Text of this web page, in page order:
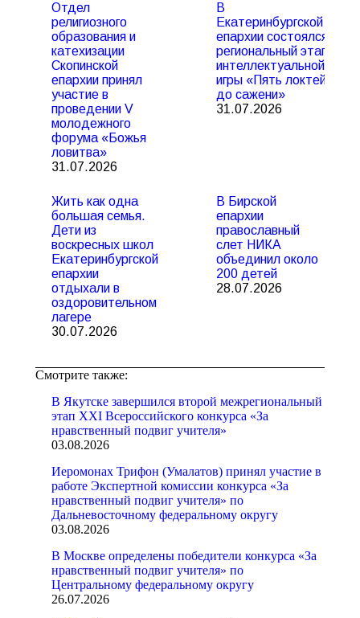
Отдел
религиозного
образования и
катехизации
Скопинской
епархии принял
участие в
проведении V
молодежного
форума «Божья
ловитва»
31.07.2026
В
Екатеринбургской
епархии состоялся
региональный этап
интеллектуальной
игры «Пять локтей
до сажени»
31.07.2026
Жить как одна
большая семья.
Дети из
воскресных школ
Екатеринбургской
епархии
отдыхали в
оздоровительном
лагере
30.07.2026
В Бирской
епархии
православный
слет НИКА
объединил около
200 детей
28.07.2026
Смотрите также:
В Якутске завершился второй межрегиональный
этап XXI Всероссийского конкурса «За
нравственный подвиг учителя»
03.08.2026
Иеромонах Трифон (Умалатов) принял участие в
работе Экспертной комиссии конкурса «За
нравственный подвиг учителя» по
Дальневосточному федеральному округу
03.08.2026
В Москве определены победители конкурса «За
нравственный подвиг учителя» по
Центральному федеральному округу
26.07.2026